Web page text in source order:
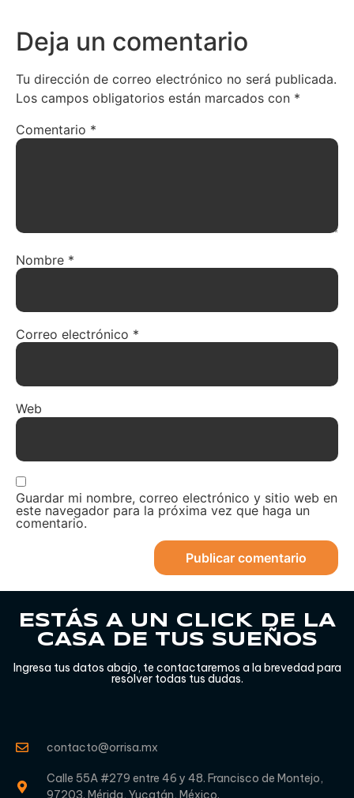
Deja un comentario
Tu dirección de correo electrónico no será publicada.
Los campos obligatorios están marcados con *
Comentario *
Nombre *
Correo electrónico *
Web
Guardar mi nombre, correo electrónico y sitio web en
este navegador para la próxima vez que haga un
comentario.
ESTÁS A UN CLICK DE LA
CASA DE TUS SUEÑOS
Ingresa tus datos abajo, te contactaremos a la brevedad para
resolver todas tus dudas.
contacto@orrisa.mx
Calle 55A #279 entre 46 y 48. Francisco de Montejo,
97203. Mérida, Yucatán, México.